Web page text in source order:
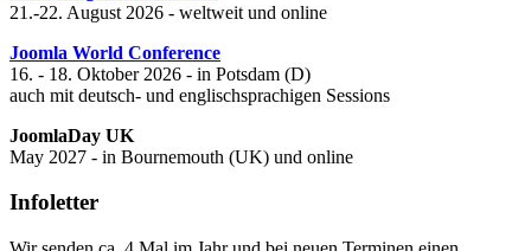
21.-22. August 2026 - weltweit und online
Joomla World Conference
16. - 18. Oktober 2026 - in Potsdam (D)
auch mit deutsch- und englischsprachigen Sessions
JoomlaDay UK
May 2027 - in Bournemouth (UK) und online
Infoletter